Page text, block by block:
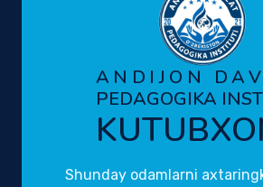
ANDIJON
PEDAGOGIKA
Shunday odamlarni